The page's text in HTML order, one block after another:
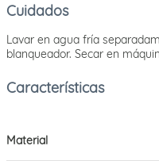
Cuidados
Lavar en agua fría
blanqueador. Secar en
Material